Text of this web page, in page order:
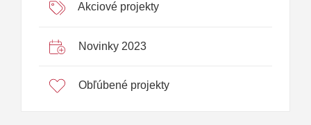
Akciové projekty
Novinky 2023
Obľúbené projekty